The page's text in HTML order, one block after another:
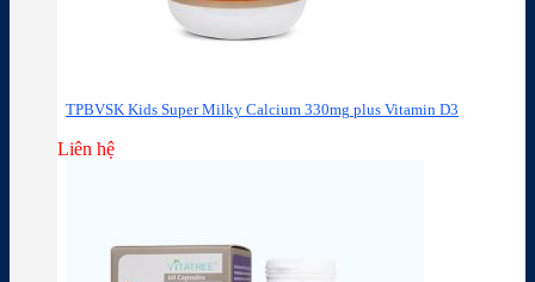
TPBVSK Kids Super Milky Calcium 330mg plus Vitamin D3
Liên hệ